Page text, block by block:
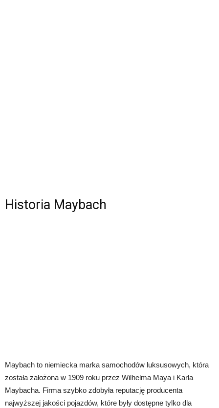
Historia Maybach
Maybach to niemiecka marka samochodów luksusowych, która
została założona w 1909 roku przez Wilhelma Maya i Karla
Maybacha. Firma szybko zdobyła reputację producenta
najwyższej jakości pojazdów, które były dostępne tylko dla